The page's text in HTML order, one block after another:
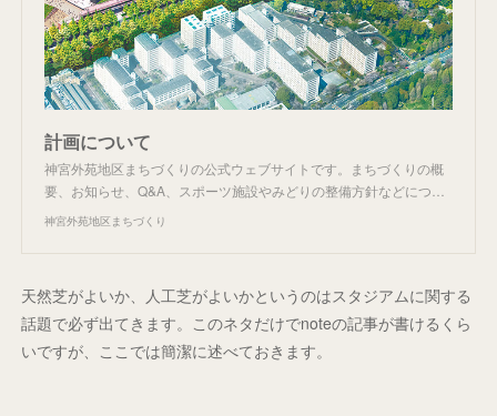
計画について
神宮外苑地区まちづくりの公式ウェブサイトです。まちづくりの概
要、お知らせ、Q&A、スポーツ施設やみどりの整備方針などにつ…
神宮外苑地区まちづくり
天然芝がよいか、人工芝がよいかというのはスタジアムに関する
話題で必ず出てきます。このネタだけでnoteの記事が書けるくら
いですが、ここでは簡潔に述べておきます。